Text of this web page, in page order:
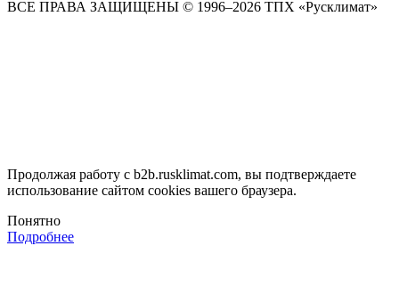
ВСЕ ПРАВА ЗАЩИЩЕНЫ © 1996–2026 ТПХ «Русклимат»
Продолжая работу с b2b.rusklimat.com, вы подтверждаете
использование сайтом cookies вашего браузера.
Понятно
Подробнее